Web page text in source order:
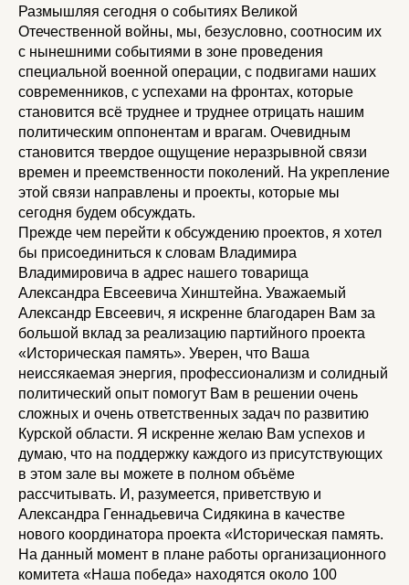
Размышляя сегодня о событиях Великой
Отечественной войны, мы, безусловно, соотносим их
с нынешними событиями в зоне проведения
специальной военной операции, с подвигами наших
современников, с успехами на фронтах, которые
становится всё труднее и труднее отрицать нашим
политическим оппонентам и врагам. Очевидным
становится твердое ощущение неразрывной связи
времен и преемственности поколений. На укрепление
этой связи направлены и проекты, которые мы
сегодня будем обсуждать.
Прежде чем перейти к обсуждению проектов, я хотел
бы присоединиться к словам Владимира
Владимировича в адрес нашего товарища
Александра Евсеевича Хинштейна. Уважаемый
Александр Евсеевич, я искренне благодарен Вам за
большой вклад за реализацию партийного проекта
«Историческая память». Уверен, что Ваша
неиссякаемая энергия, профессионализм и солидный
политический опыт помогут Вам в решении очень
сложных и очень ответственных задач по развитию
Курской области. Я искренне желаю Вам успехов и
думаю, что на поддержку каждого из присутствующих
в этом зале вы можете в полном объёме
рассчитывать. И, разумеется, приветствую и
Александра Геннадьевича Сидякина в качестве
нового координатора проекта «Историческая память.
На данный момент в плане работы организационного
комитета «Наша победа» находятся около 100